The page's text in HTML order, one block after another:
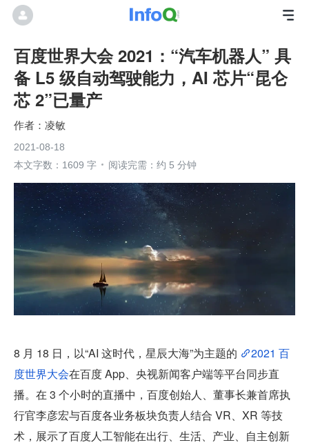
百度世界大会 2021：“汽车机器人” 具
备 L5 级自动驾驶能力，AI 芯片“昆仑
芯 2”已量产
凌敏
2021-08-18
本文字数：1609 字
阅读完需：约 5 分钟
8 月 18 日，以“AI 这时代，星辰大海”为主题的
2021 百
度世界大会在百度 App、央视新闻客户端等平台同步直
播。在 3 个小时的直播中，百度创始人、董事长兼首席执
行官李彦宏与百度各业务板块负责人结合 VR、XR 等技
术，展示了百度人工智能在出行、生活、产业、自主创新